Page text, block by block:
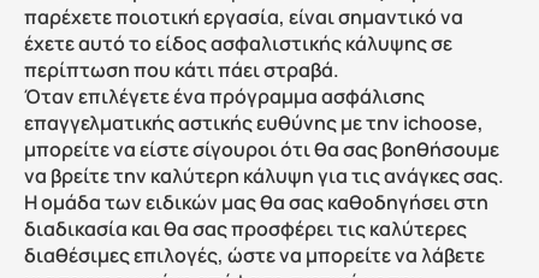
παρέχετε ποιοτική εργασία, είναι σημαντικό να
έχετε αυτό το είδος ασφαλιστικής κάλυψης σε
περίπτωση που κάτι πάει στραβά.
Όταν επιλέγετε ένα πρόγραμμα ασφάλισης
επαγγελματικής αστικής ευθύνης με την ichoose,
μπορείτε να είστε σίγουροι ότι θα σας βοηθήσουμε
να βρείτε την καλύτερη κάλυψη για τις ανάγκες σας.
Η ομάδα των ειδικών μας θα σας καθοδηγήσει στη
διαδικασία και θα σας προσφέρει τις καλύτερες
διαθέσιμες επιλογές, ώστε να μπορείτε να λάβετε